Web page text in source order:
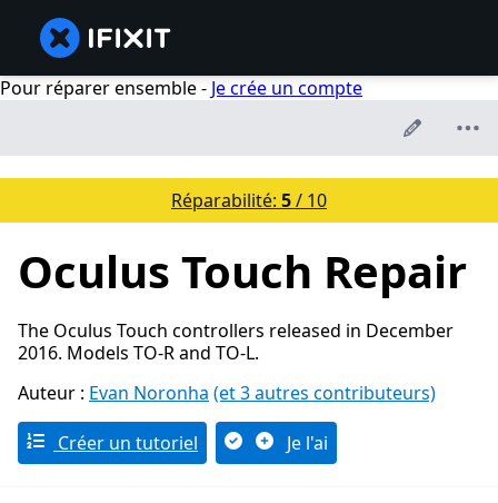
Pour réparer ensemble - Je crée un compte
Réparabilité: 5/ 10
Oculus Touch Repair
The Oculus Touch controllers released in December
2016. Models TO-R and TO-L.
Auteur : Evan Noronha (et 3 autres contributeurs)
Créer un tutoriel Je l'ai